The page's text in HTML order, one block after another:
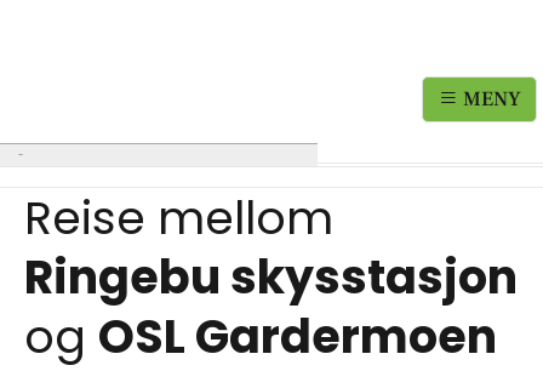
MENY
Reise mellom
Ringebu skysstasjon
og OSL Gardermoen